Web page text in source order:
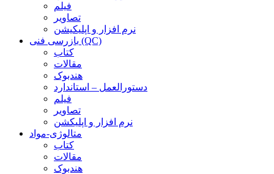
فیلم
تصاویر
نرم افزار و اپلیکیشن
بازرسی فنی (QC)
کتاب
مقالات
هندبوک
دستورالعمل – استاندارد
فیلم
تصاویر
نرم افزار و اپلیکشن
متالوژی-مواد
کتاب
مقالات
هندبوک